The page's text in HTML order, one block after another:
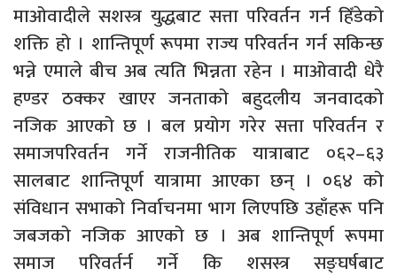
माओवादीले सशस्त्र युद्धबाट सत्ता परिवर्तन गर्न हिँडेको
शक्ति हो । शान्तिपूर्ण रूपमा राज्य परिवर्तन गर्न सकिन्छ
भन्ने एमाले बीच अब त्यति भिन्नता रहेन । माओवादी धेरै
हण्डर ठक्कर खाएर जनताको बहुदलीय जनवादको
नजिक आएको छ । बल प्रयोग गरेर सत्ता परिवर्तन र
समाजपरिवर्तन गर्ने राजनीतिक यात्राबाट ०६२–६३
सालबाट शान्तिपूर्ण यात्रामा आएका छन् । ०६४ को
संविधान सभाको निर्वाचनमा भाग लिएपछि उहाँहरू पनि
जबजको नजिक आएको छ । अब शान्तिपूर्ण रूपमा
समाज परिवर्तर्न गर्ने कि शसस्त्र सङ्घर्षबाट